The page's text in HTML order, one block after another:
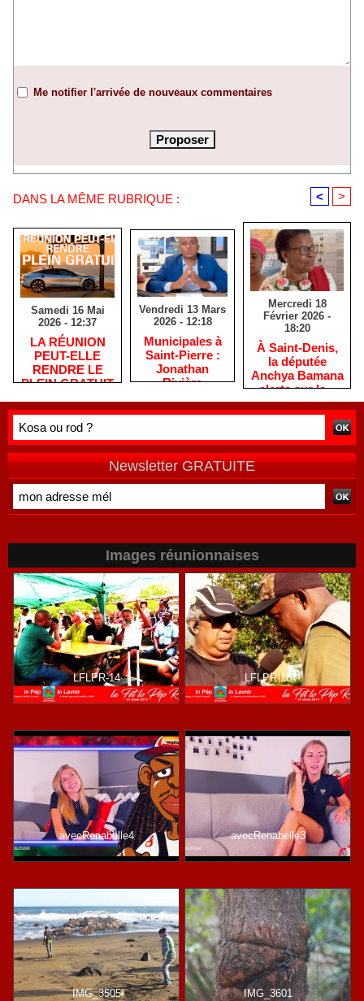
Me notifier l'arrivée de nouveaux commentaires
DANS LA MÊME RUBRIQUE : < >
Samedi 16 Mai
2026 - 12:37
​LA RÉUNION
PEUT-ELLE
RENDRE LE
PLEIN GRATUIT
Vendredi 13 Mars
2026 - 12:18
​Municipales à
Saint-Pierre :
Jonathan
Rivière
habitants après
de terrain
Mercredi 18
Février 2026 -
18:20
​À Saint-Denis,
la députée
Anchya Bamana
alerte sur la «
double peine »
vécue par
Newsletter GRATUITE
Images réunionnaises
LFLPR-14 LFLPR-18
avecRenabelle4 avecRenabelle3
IMG_3505 IMG_3601